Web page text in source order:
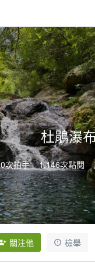
杜鵑瀑
0次拍手 1,146次點閱
關注他 檢舉